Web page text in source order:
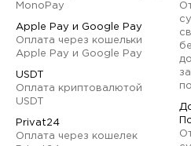
MonoPay
Apple Pay и Google Pay
Оплата через кошельки
Apple Pay и Google Pay
USDT
Оплата криптовалютой
USDT
Privat24
Оплата через кошелек